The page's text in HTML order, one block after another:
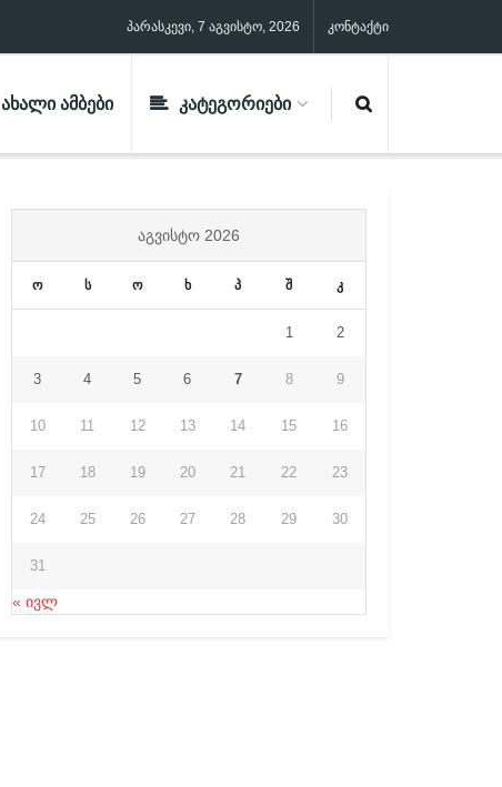
პარასკევი, 7 აგვისტო, 2026 კონტაქტი
ᲐᲮᲐᲚᲘ ᲐᲛᲑᲔᲑᲘ ᲙᲐᲢᲔᲒᲝᲠᲘᲔᲑᲘ
ᲐᲒᲕᲘᲡᲢᲝ 2026
ო ს ო ხ პ შ კ
1 2
3 4 5 6 7 8 9
10 11 12 13 14 15 16
17 18 19 20 21 22 23
24 25 26 27 28 29 30
31
« ივლ